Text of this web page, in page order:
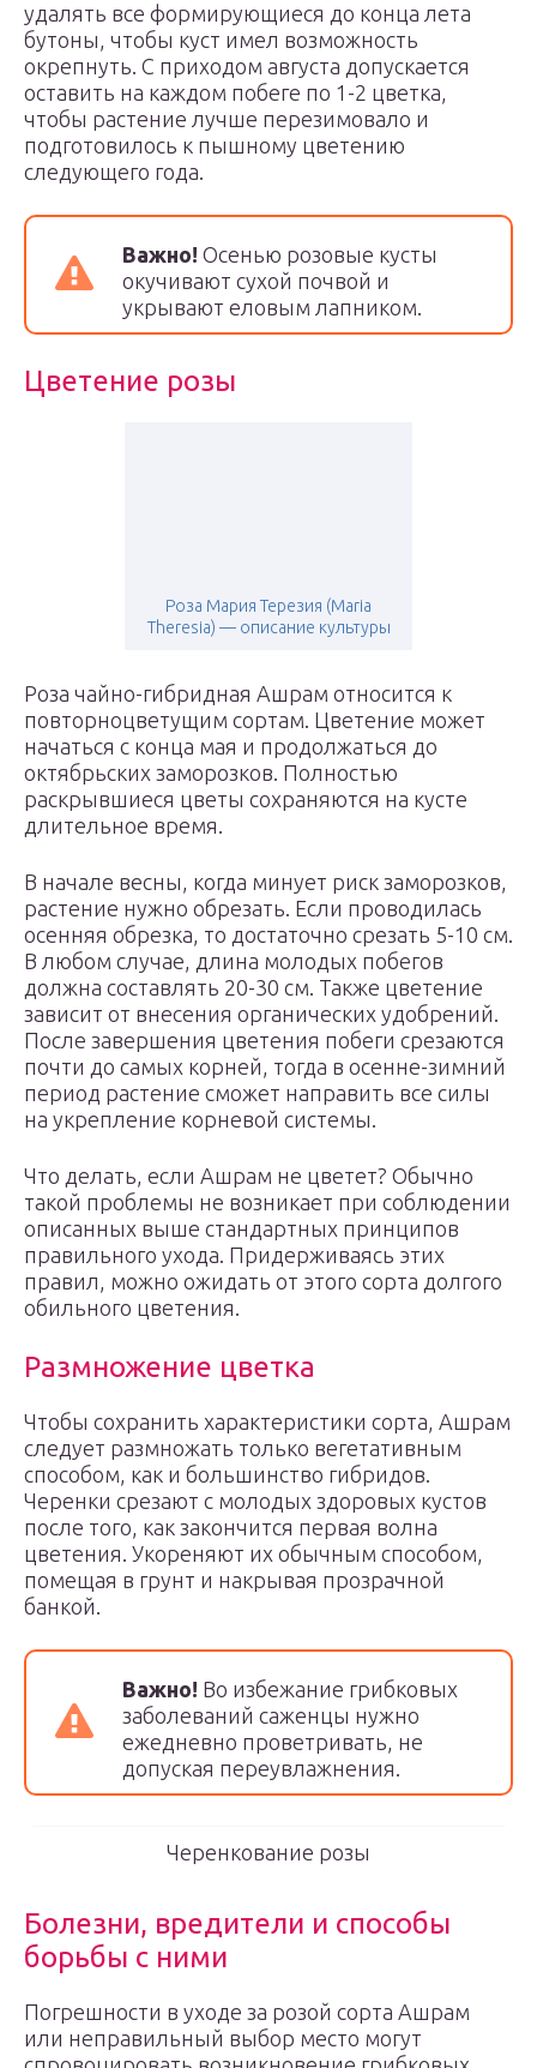
удалять все формирующиеся до конца лета
бутоны, чтобы куст имел возможность
окрепнуть. С приходом августа допускается
оставить на каждом побеге по 1-2 цветка,
чтобы растение лучше перезимовало и
подготовилось к пышному цветению
следующего года.
Важно! Осенью розовые кусты
окучивают сухой почвой и
укрывают еловым лапником.
Цветение розы
Роза Мария Терезия (Maria
Theresia) — описание культуры
Роза чайно-гибридная Ашрам относится к
повторноцветущим сортам. Цветение может
начаться с конца мая и продолжаться до
октябрьских заморозков. Полностью
раскрывшиеся цветы сохраняются на кусте
длительное время.
В начале весны, когда минует риск заморозков,
растение нужно обрезать. Если проводилась
осенняя обрезка, то достаточно срезать 5-10 см.
В любом случае, длина молодых побегов
должна составлять 20-30 см. Также цветение
зависит от внесения органических удобрений.
После завершения цветения побеги срезаются
почти до самых корней, тогда в осенне-зимний
период растение сможет направить все силы
на укрепление корневой системы.
Что делать, если Ашрам не цветет? Обычно
такой проблемы не возникает при соблюдении
описанных выше стандартных принципов
правильного ухода. Придерживаясь этих
правил, можно ожидать от этого сорта долгого
обильного цветения.
Размножение цветка
Чтобы сохранить характеристики сорта, Ашрам
следует размножать только вегетативным
способом, как и большинство гибридов.
Черенки срезают с молодых здоровых кустов
после того, как закончится первая волна
цветения. Укореняют их обычным способом,
помещая в грунт и накрывая прозрачной
банкой.
Важно! Во избежание грибковых
заболеваний саженцы нужно
ежедневно проветривать, не
допуская переувлажнения.
Черенкование розы
Болезни, вредители и способы
борьбы с ними
Погрешности в уходе за розой сорта Ашрам
или неправильный выбор место могут